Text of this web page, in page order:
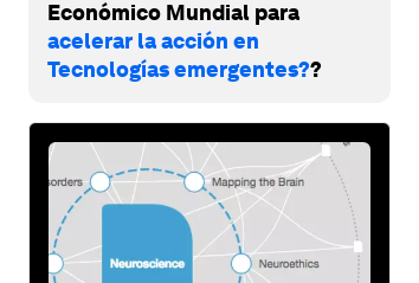
Económico Mundial para
acelerar la acción en
Tecnologías emergentes??